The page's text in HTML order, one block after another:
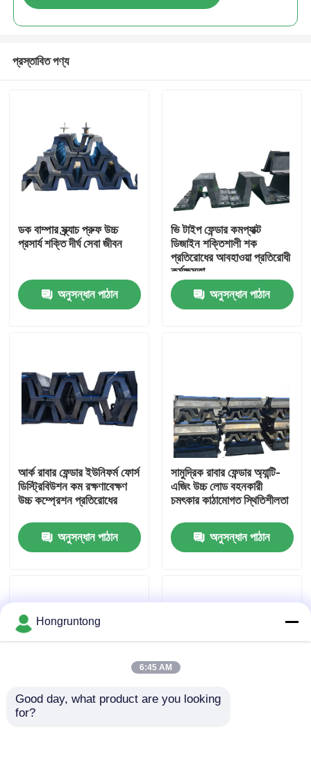
পণ্য
আমাদের সম্পর্কে
কারখানা ভ্রমণ
উদ্ধৃতির জন্য আবেদন
ইয়োকোহামা রাবার ফেন্ডার
প্রস্তাবিত পণ্য
ডক বাম্পার স্ক্র্যাচ প্রুফ উচ্চ
প্রসার্য শক্তি দীর্ঘ সেবা জীবন
অনুসন্ধান পাঠান
ভি টাইপ ফেন্ডার কমপ্যাক্ট
ডিজাইন শক্তিশালী শক
প্রতিরোধের আবহাওয়া প্রতিরোধী
কর্মক্ষমতা
অনুসন্ধান পাঠান
আর্ক রাবার ফেন্ডার ইউনিফর্ম ফোর্স
ডিস্ট্রিবিউশন কম রক্ষণাবেক্ষণ
উচ্চ কম্প্রেশন প্রতিরোধের
অনুসন্ধান পাঠান
সামুদ্রিক রাবার ফেন্ডার অ্যান্টি-
এজিং উচ্চ লোড বহনকারী
চমৎকার কাঠামোগত স্থিতিশীলতা
অনুসন্ধান পাঠান
ডক ফেনডার উচ্চ পরিধান
Hongruntong
6:45 AM
Good day, what product are you looking
for?